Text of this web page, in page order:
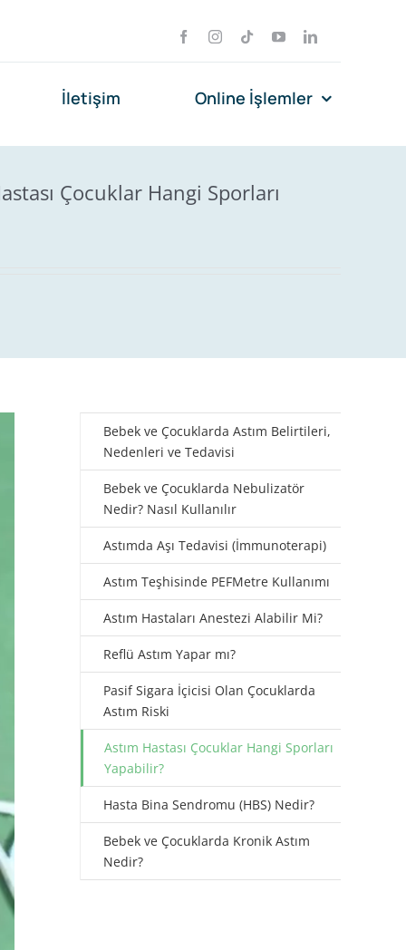
İletişim Online İşlemler
Çocuklar Hangi Sporları
Bebek ve Çocuklarda Astım Belirtileri,
Nedenleri ve Tedavisi
Bebek ve Çocuklarda Nebulizatör
Nedir? Nasıl Kullanılır
Astımda Aşı Tedavisi (İmmunoterapi)
Astım Teşhisinde PEFMetre Kullanımı
Astım Hastaları Anestezi Alabilir Mi?
Reflü Astım Yapar mı?
Pasif Sigara İçicisi Olan Çocuklarda
Astım Riski
Astım Hastası Çocuklar Hangi Sporları
Yapabilir?
Hasta Bina Sendromu (HBS) Nedir?
Bebek ve Çocuklarda Kronik Astım
Nedir?